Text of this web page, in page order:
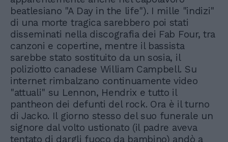
beatlesiano "A Day in the life"). I mille "indizi"
di una morte tragica sarebbero poi stati
disseminati nella discografia dei Fab Four, tra
canzoni e copertine, mentre il bassista
sarebbe stato sostituito da un sosia, il
poliziotto canadese William Campbell. Su
internet rimbalzano continuamente video
"attuali" su Lennon, Hendrix e tutto il
pantheon dei defunti del rock. Ora è il turno
di Jacko. Il giorno stesso del suo funerale un
signore dal volto ustionato (il padre aveva
tentato di dargli fuoco da bambino) andò a